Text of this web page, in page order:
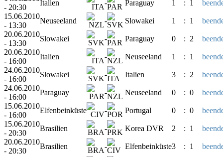
- 20:30
Italien - Paraguay 1 : 1
15.06.2010
- 13:30
Neuseeland - Slowakei 1 : 1
20.06.2010
- 13:30
Slowakei - Paraguay 0 : 2
20.06.2010
- 16:00
Italien - Neuseeland 1 : 1
24.06.2010
- 16:00
Slowakei - Italien 3 : 2
24.06.2010
- 16:00
Paraguay - Neuseeland 0 : 0
15.06.2010
- 16:00
Elfenbeinküste - Portugal 0 : 0
15.06.2010
- 20:30
Brasilien - Korea DVR 2 : 1
20.06.2010
- 20:30
Brasilien - Elfenbeinküste3 : 1